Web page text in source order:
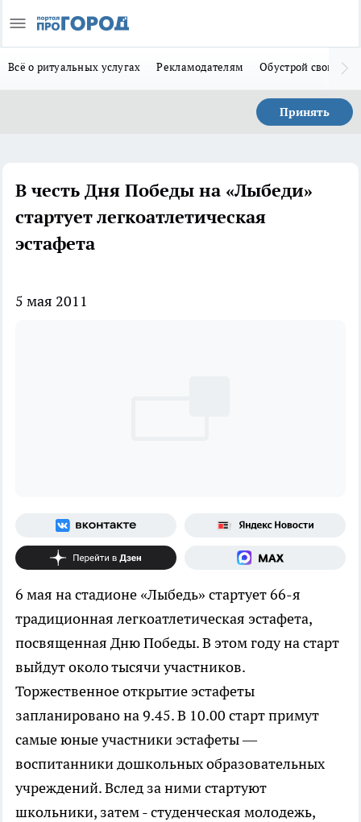
Всё о ритуальных услугах Рекламодателям Обустрой свой дом
Принять
В честь Дня Победы на «Лыбеди»
стартует легкоатлетическая
эстафета
5 мая 2011
6 мая на стадионе «Лыбедь» стартует 66-я
традиционная легкоатлетическая эстафета,
посвященная Дню Победы. В этом году на старт
выйдут около тысячи участников.
Торжественное открытие эстафеты
запланировано на 9.45. В 10.00 старт примут
самые юные участники эстафеты —
воспитанники дошкольных образовательных
учреждений. Вслед за ними стартуют
школьники, затем - студенческая молодежь,